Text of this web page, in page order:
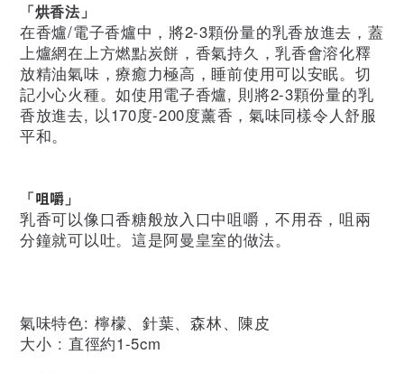
「烘香法」
在香爐/電子香爐中，將2-3顆份量的乳香放進去，蓋
上爐網在上方燃點炭餅，香氣持久，乳香會溶化釋
放精油氣味，療癒力極高，睡前使用可以安眠。切
記小心火種。如使用電子香爐, 則將2-3顆份量的乳
香放進去, 以170度-200度薰香，氣味同樣令人舒服
平和。
「咀嚼」
乳香可以像口香糖般放入口中咀嚼，不用吞，咀兩
分鐘就可以吐。這是阿曼皇室的做法。
氣味特色: 檸檬、針葉、森林、陳皮
大小 : 直徑約1-5cm